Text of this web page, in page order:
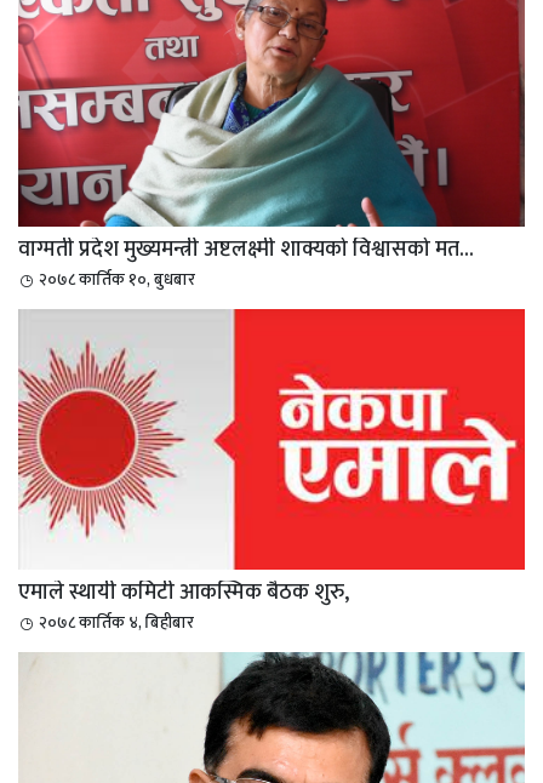
वाग्मती प्रदेश मुख्यमन्त्री अष्टलक्ष्मी शाक्यको विश्वासको मत...
२०७८ कार्तिक १०, बुधबार
एमाले स्थायी कमिटी आकस्मिक बैठक शुरु,
२०७८ कार्तिक ४, बिहीबार